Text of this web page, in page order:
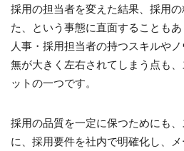
採用の担当者を変えた結果、採用
た、という事態に直面することもあ
人事・採用担当者の持つスキルや
無が大きく左右されてしまう点も
ットの一つです。
採用の品質を一定に保つためにも
に、採用要件を社内で明確化し、